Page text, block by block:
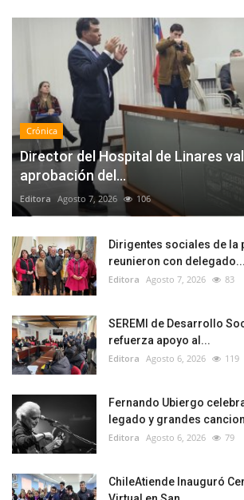
Crónica
Director del Hospital de Linares
aprobación del...
Editora Agosto 7, 2026 106
Dirigentes sociales de la
reunieron con delegado...
Editora Agosto 7, 2026 83
SEREMI de Desarrollo
refuerza apoyo al...
Editora Agosto 6, 2026 119
Fernando Ubiergo
legado y grandes
Editora Agosto 6, 2026 79
ChileAtiende Inauguró